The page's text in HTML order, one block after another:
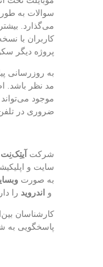
سوالات به
می‌گذارد.
کاربران با
پروژه دیگر
به روزرسانی
مد نظر باشد.
موجود
ضروری در
شرکت آیتِک‌نِت
سایت و
به صورت
و اندروید را
کارشناسان
پاسخگویی به